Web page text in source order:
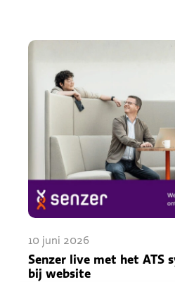
10 juni 2026
Senzer live met het ATS
bij website